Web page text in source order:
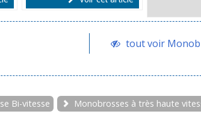
tout voir
Bi-vitesse
Monobrosses à très haute